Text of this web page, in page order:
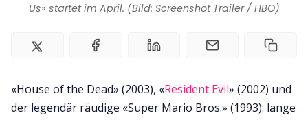
Us» startet im April. (Bild: Screenshot Trailer / HBO)
«House of the Dead» (2003), «Resident Evil» (2002) und
der legendär räudige «Super Mario Bros.» (1993): lange